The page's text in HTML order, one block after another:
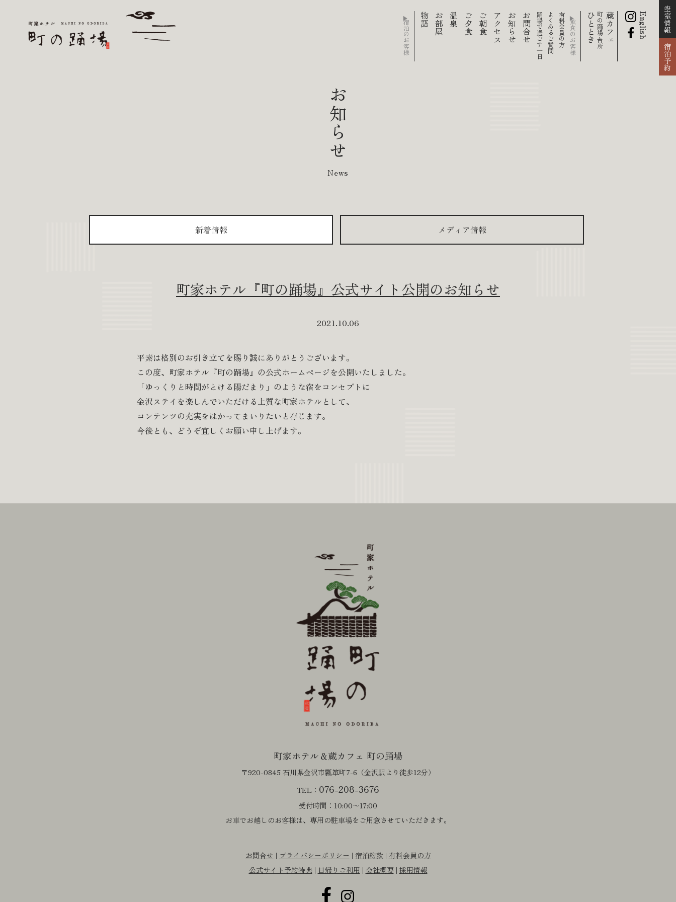
物語 お部屋 温泉 ご夕食 ご朝食 アクセス お知らせ お問合せ踊場で過ごす一日よくあるご質問有料会員の方 町の踊場 台所
ひととき 蔵カフェ English
空室情報
宿泊予約
お知らせ
News
新着情報 メディア情報
町家ホテル『町の踊場』公式サイト公開のお知らせ
2021.10.06
平素は格別のお引き立てを賜り誠にありがとうございます。
この度、町家ホテル『町の踊場』の公式ホームページを公開いたしました。
「ゆっくりと時間がとける陽だまり」のような宿をコンセプトに
金沢ステイを楽しんでいただける上質な町家ホテルとして、
コンテンツの充実をはかってまいりたいと存じます。
今後とも、どうぞ宜しくお願い申し上げます。
町家ホテル＆蔵カフェ 町の踊場
〒920-0845 石川県金沢市瓢箪町7-6 （金沢駅より徒歩12分）
TEL： 076-208-3676
受付時間：10:00〜17:00
お車でお越しのお客様は、 専用の駐車場をご用意させていただきます。
お問合せ | プライバシーポリシー | 宿泊約款| 有料会員の方
公式サイト予約特典| 日帰りご利用 | 会社概要| 採用情報